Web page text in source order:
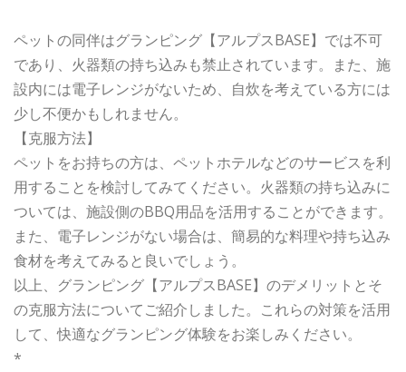
ペットの同伴はグランピング【アルプスBASE】では不可
であり、火器類の持ち込みも禁止されています。また、施
設内には電子レンジがないため、自炊を考えている方には
少し不便かもしれません。
【克服方法】
ペットをお持ちの方は、ペットホテルなどのサービスを利
用することを検討してみてください。火器類の持ち込みに
ついては、施設側のBBQ用品を活用することができます。
また、電子レンジがない場合は、簡易的な料理や持ち込み
食材を考えてみると良いでしょう。
以上、グランピング【アルプスBASE】のデメリットとそ
の克服方法についてご紹介しました。これらの対策を活用
して、快適なグランピング体験をお楽しみください。
*